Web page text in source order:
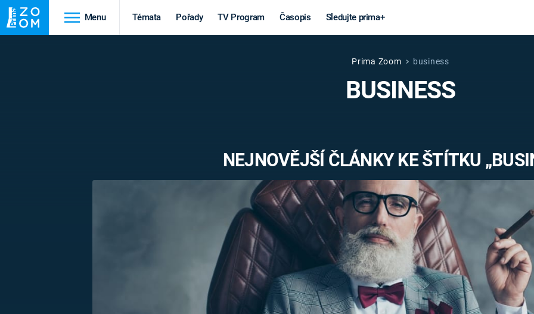
Menu Témata Pořady TV Program Časopis Sledujte prima+
STAROVĚKÝ EGYPT
Věda a
technika
MARS
VÁLEČNÉ
Výročí
MARIE TEREZIE
NAPOLEON
BONAPARTE
Záhady a
konspirace
UFO A
MIMOZEMŠŤANÉ
FILMY
REALITA
HORORY
Prima Zoom business
BUSINESS
NEJNOVĚJŠÍ ČLÁNKY KE ŠTÍTKU